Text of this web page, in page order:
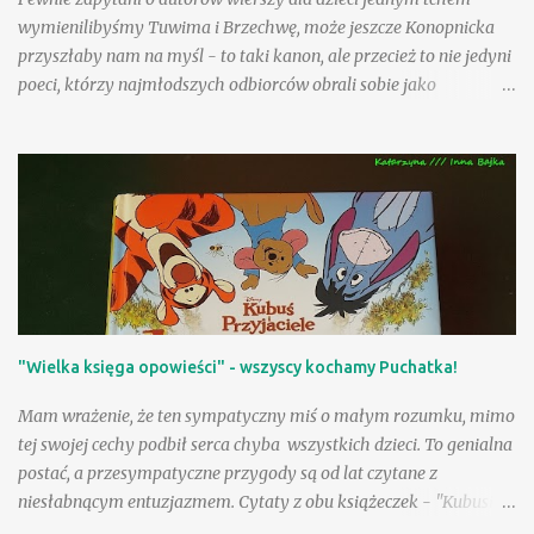
wymienilibyśmy Tuwima i Brzechwę, może jeszcze Konopnicka
przyszłaby nam na myśl - to taki kanon, ale przecież to nie jedyni
poeci, którzy najmłodszych odbiorców obrali sobie jako
Juliana Tuwima, po pozycjach zawierających teksty Wandy
Chotomskiej i Ludwika Jerzego Kerna, mamy teraz okazję
rozczytać się w wierszach i prozie Danuty Wawiłow. Zdarzyło się
nam już na tej stronie polecać wiersze poetki inspirowane
folklorem angielskim , pisałam także o sympatycznej lekturze
sennym marzeniom poświęconej ilustrowanej przez Jolę Richter-
Magnuszewską , zatem sięgnięcie po tom "Danuta Wawiłow
dzieciom" było jak spotkanie z dobrymi, bardzo lubianymi
(wyznam, że my właśnie do nich należymy), ale są pewnie tacy,
którzy lubią je, choć tego so...
"Wielka księga opowieści" - wszyscy kochamy Puchatka!
Mam wrażenie, że ten sympatyczny miś o małym rozumku, mimo
tej swojej cechy podbił serca chyba wszystkich dzieci. To genialna
postać, a przesympatyczne przygody są od lat czytane z
niesłabnącym entuzjazmem. Cytaty z obu książeczek - "Kubusia